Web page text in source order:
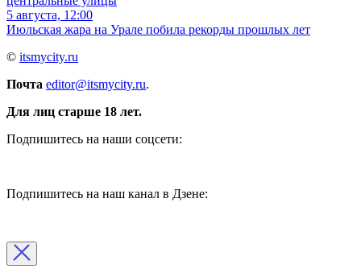
5 августа, 12:00
Июльская жара на Урале побила рекорды прошлых лет
© itsmycity.ru
Почта editor@itsmycity.ru.
Для лиц старше 18 лет.
Подпишитесь на наши соцсети:
Подпишитесь на наш канал в Дзене: